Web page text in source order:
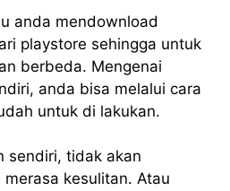
anda mendownload
playstore sehingga untuk
berbeda. Mengenai
anda bisa melalui cara
untuk di lakukan.
sendiri, tidak akan
kesulitan. Atau